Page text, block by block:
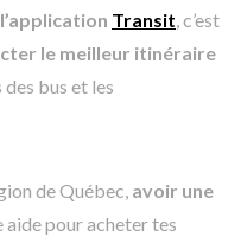
l’application Transit, c’est
le meilleur itinéraire
des bus et les
de Québec, avoir une
aide pour acheter tes